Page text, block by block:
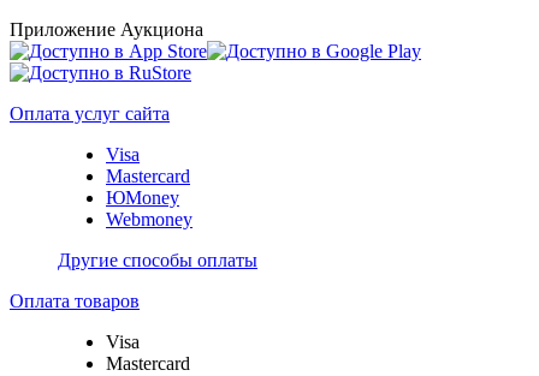
Приложение Аукциона
Оплата услуг сайта
Visa
Mastercard
ЮMoney
Webmoney
Другие способы оплаты
Оплата товаров
Visa
Mastercard